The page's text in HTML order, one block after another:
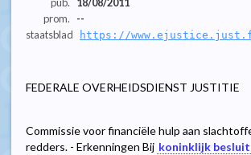
pub.
18/08/2011
prom.
--
staatsblad
https://
FEDERALE OVERHEIDSDIENST JUSTITIE
Commissie voor financiële hulp aan
redders. - Erkenningen Bij koninklijk besluit